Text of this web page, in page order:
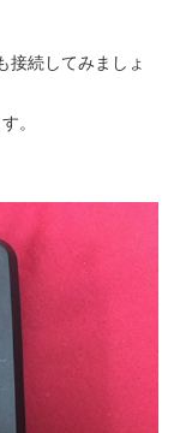
接続してみましょ
。